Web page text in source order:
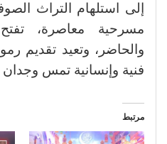
إلى استلهام التراث
مسرحية معاصرة،
والحاضر، وتعيد تقديم
فنية وإنسانية تمس وجدان
مرتبط